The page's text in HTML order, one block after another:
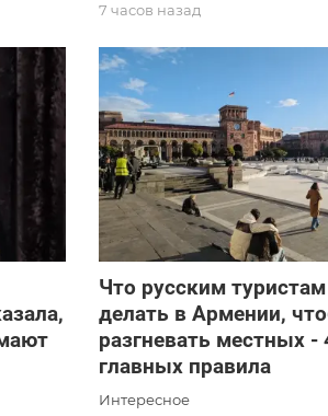
7 часов назад
Что русским
делать в Армении,
разгневать местных -
главных правила
Интересное